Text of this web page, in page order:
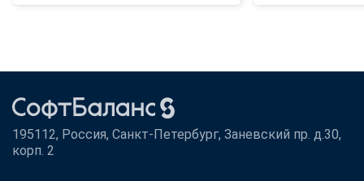
195112, Россия, Санкт-Петербург, Заневский пр. д.30,
корп. 2